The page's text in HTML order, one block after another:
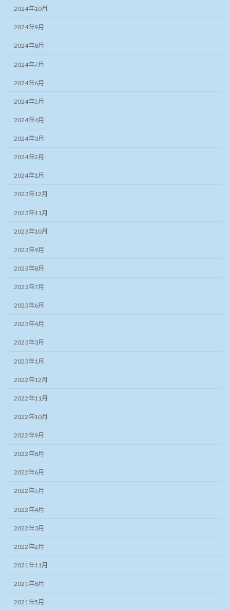
2024年10月
2024年9月
2024年8月
2024年7月
2024年6月
2024年5月
2024年4月
2024年3月
2024年2月
2024年1月
2023年12月
2023年11月
2023年10月
2023年9月
2023年8月
2023年7月
2023年6月
2023年4月
2023年3月
2023年1月
2022年12月
2022年11月
2022年10月
2022年9月
2022年8月
2022年6月
2022年5月
2022年4月
2022年3月
2022年2月
2021年11月
2021年8月
2021年5月